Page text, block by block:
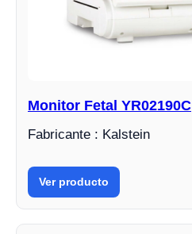
Monitor Fetal YR02190C
Fabricante : Kalstein
Ver producto